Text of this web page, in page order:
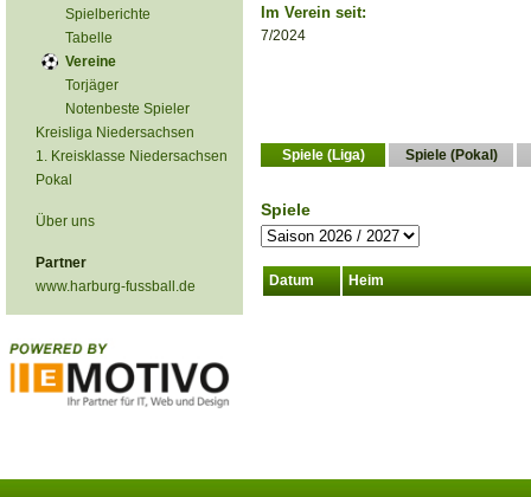
Spielberichte
Tabelle
Vereine
Torjäger
Notenbeste Spieler
Kreisliga Niedersachsen
1. Kreisklasse Niedersachsen
Pokal
Über uns
Partner
www.harburg-fussball.de
Im Verein seit:
7/2024
Spiele (Liga) Spiele (Pokal)
Spiele
Datum Heim